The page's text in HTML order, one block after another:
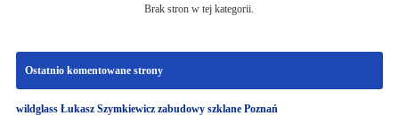
Brak stron w tej kategorii.
Ostatnio komentowane strony
wildglass Łukasz Szymkiewicz zabudowy szklane Poznań